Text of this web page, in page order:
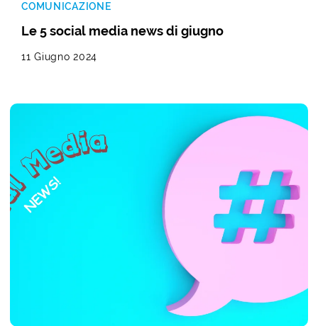
COMUNICAZIONE
Le 5 social media news di giugno
11 Giugno 2024